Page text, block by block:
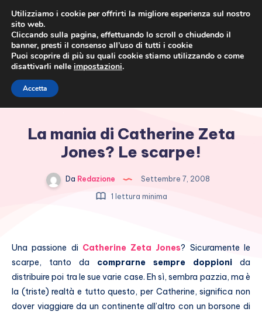
La mania di Catherine Zeta
Jones? Le scarpe!
Da Redazione
Settembre 7, 2008
1 lettura minima
Una passione di Catherine Zeta Jones? Sicuramente le
scarpe, tanto da comprarne sempre doppioni da
distribuire poi tra le sue varie case. Eh sì, sembra pazzia, ma è
la (triste) realtà e tutto questo, per Catherine, significa non
dover viaggiare da un continente all’altro con un borsone di
Utilizziamo i cookie per offrirti la migliore esperienza sul nostro
sito web.
Cliccando sulla pagina, effettuando lo scroll o chiudendo il
banner, presti il consenso all’uso di tutti i cookie
Puoi scoprire di più su quali cookie stiamo utilizzando o come
disattivarli nelle impostazioni.
Accetta